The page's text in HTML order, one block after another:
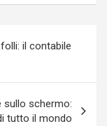
il contabile
sullo schermo:
tutto il mondo